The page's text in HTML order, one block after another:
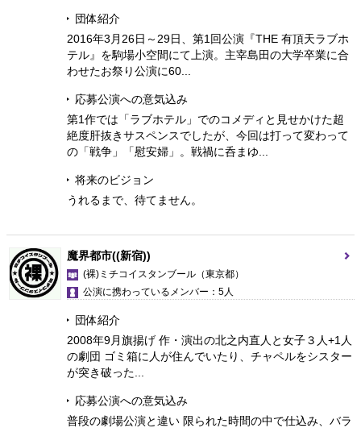
団体紹介
2016年3月26日～29日、第1回公演『THE 有頂天ラブホ
テル』を駒場小空間にて上演。主宰島田の大学卒業に合
わせたお祭り公演に60...
応募公演への意気込み
第1作では「ラブホテル」でのコメディと見せかけた超
絶度肝抜きサスペンスでしたが、今回は打って変わって
の「戦争」「慰安婦」。戦禍に呑まゆ...
将来のビジョン
うれるまで、待てません。
魔界都市((新宿))
(裸)ミチコイスタンブール （東京都）
公演に携わっているメンバー：5人
団体紹介
2008年9月旗揚げ 作・演出の北之内直人と女子３人+1人
の劇団 ゴミ箱に人が住んでいたり、チャペルをシスター
が突き破った...
応募公演への意気込み
普段の劇場公演と違い 限られた時間の中で仕込み、バラ